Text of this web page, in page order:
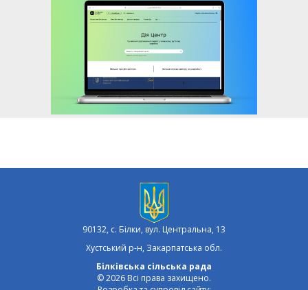
90132, с. Білки, вул. Центральна, 13
Хустський р-н, Закарпатська обл.
Білківська сільська рада
© 2026 Всі права захищено.